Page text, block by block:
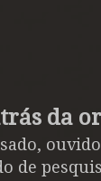
da
de